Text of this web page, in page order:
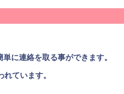
に連絡を取る事ができます。
ています。